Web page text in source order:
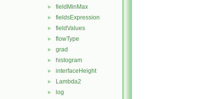
► fieldMinMax
► fieldsExpression
► fieldValues
► flowType
► grad
► histogram
► interfaceHeight
► Lambda2
► log